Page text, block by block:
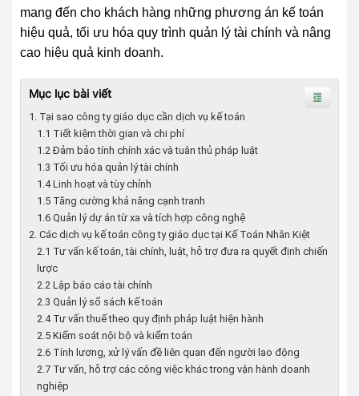
mang đến cho khách hàng những phương án kế toán
hiệu quả, tối ưu hóa quy trình quản lý tài chính và nâng
cao hiệu quả kinh doanh.
Mục lục bài viết
1. Tại sao công ty giáo dục cần dịch vụ kế toán
1.1 Tiết kiệm thời gian và chi phí
1.2 Đảm bảo tính chính xác và tuân thủ pháp luật
1.3 Tối ưu hóa quản lý tài chính
1.4 Linh hoạt và tùy chỉnh
1.5 Tăng cường khả năng cạnh tranh
1.6 Quản lý dự án từ xa và tích hợp công nghệ
2. Các dịch vụ kế toán công ty giáo dục tại Kế Toán Nhân Kiệt
2.1 Tư vấn kế toán, tài chính, luật, hỗ trợ đưa ra quyết định chiến
lược
2.2 Lập báo cáo tài chính
2.3 Quản lý sổ sách kế toán
2.4 Tư vấn thuế theo quy định pháp luật hiện hành
2.5 Kiểm soát nội bộ và kiểm toán
2.6 Tính lương, xử lý vấn đề liên quan đến người lao động
2.7 Tư vấn, hỗ trợ các công việc khác trong vận hành doanh
nghiệp